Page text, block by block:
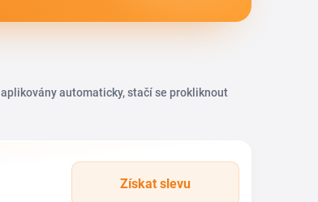
aplikovány automaticky, stačí se prokliknout
Získat slevu